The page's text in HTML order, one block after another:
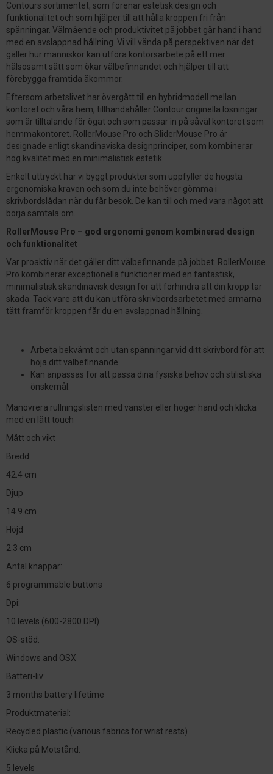
Contours sortimentet, som förenar estetisk design och
funktionalitet och som hjälper till att hålla kroppen fri från
spänningar. Välmående och produktivitet på jobbet går hand i hand
med en avslappnad hållning. Vi vill vända på perspektiven när det
gäller hur människor kan utföra kontorsarbete på ett mer
hälsosamt sätt som ökar välbefinnandet och hjälper till att
förebygga framtida åkommor.
Eftersom arbetslivet har övergått till en hybridmodell mellan
kontoret och våra hem, tillhandahåller Contour originella lösningar
som är tilltalande för ögat och som passar in på såväl kontoret som
hemmakontoret. RollerMouse Pro och SliderMouse Pro är
designade enligt skandinaviska designprinciper, som kombinerar
hög kvalitet med en minimalistisk estetik.
Enkelt uttryckt har vi byggt produkter som uppfyller de högsta
ergonomiska kraven och som du inte behöver gömma i
skrivbordslådan när du får besök. De kan till och med vara något att
börja samtala om.
RollerMouse Pro – god ergonomi genom kombinerad design
och funktionalitet
Var proaktiv när det gäller ditt välbefinnande på jobbet. RollerMouse
Pro kombinerar exceptionella funktioner med en fantastisk,
minimalistisk skandinavisk design för att förhindra att din kropp tar
skada. Tack vare att du kan utföra skrivbordsarbetet med armarna
tätt framför kroppen får du en avslappnad hållning.
Arbeta bekvämt och utan spänningar vid ditt skrivbord för att
höja ditt välbefinnande.
Kan anpassas för att passa dina fysiska behov och stilistiska
önskemål.
Manövrera rullningslisten med vänster eller höger hand och klicka
med en lätt touch
Mått och vikt
Bredd
42.4 cm
Djup
14.9 cm
Höjd
2.3 cm
Antal knappar:
6 programmable buttons
Dpi:
10 levels (600-2800 DPI)
OS-stöd:
Windows and OSX
Batteri-liv:
3 months battery lifetime
Produktmaterial:
Recycled plastic (various fabrics for wrist rests)
Klicka på Motstånd:
5 levels